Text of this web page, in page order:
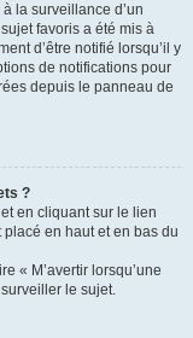
la surveillance d’un
favoris a été mis à
d’être notifié lorsqu’il y
de notifications pour
depuis le panneau de
?
en cliquant sur le lien
en haut et en bas du
« M’avertir lorsqu’une
le sujet.